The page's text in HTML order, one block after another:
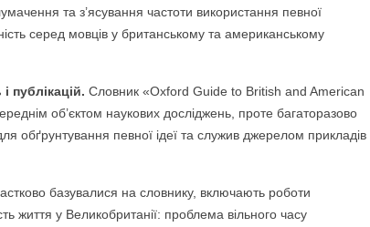
та з’ясування частоти використання певної
серед мовців у британському та американському
публікацій. Словник «Oxford Guide to British and American
об’єктом наукових досліджень, проте багаторазово
обґрунтування певної ідеї та служив джерелом прикладів
базувалися на словнику, включають роботи
життя у Великобританії: проблема вільного часу